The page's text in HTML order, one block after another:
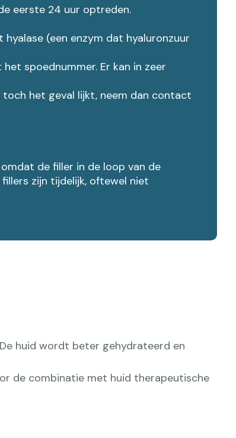
eerste 24 uur optreden.
(een enzym dat hyaluronzuur
spoednummer. Er kan in zeer
toch het geval lijkt, neem dan contact
de filler in de loop van de
zijn tijdelijk, oftewel niet
huid wordt beter gehydrateerd en
de combinatie met huid therapeutische